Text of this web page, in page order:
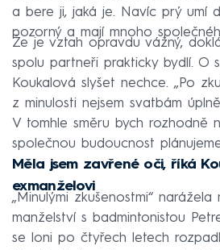
a bere ji, jaká je. Navíc prý umí
pozorný a mají mnoho
Že je vztah opravdu vážný,
spolu partneři prakticky bydlí. O
Koukalová slyšet nechce. „Po
z minulosti nejsem svatbám
V tomhle směru bych rozhodně
společnou budoucnost
Měla jsem zavřené oči, říká
exmanželovi
„Minulými zkušenostmi“
manželství s badmintonistou
se loni po čtyřech letech